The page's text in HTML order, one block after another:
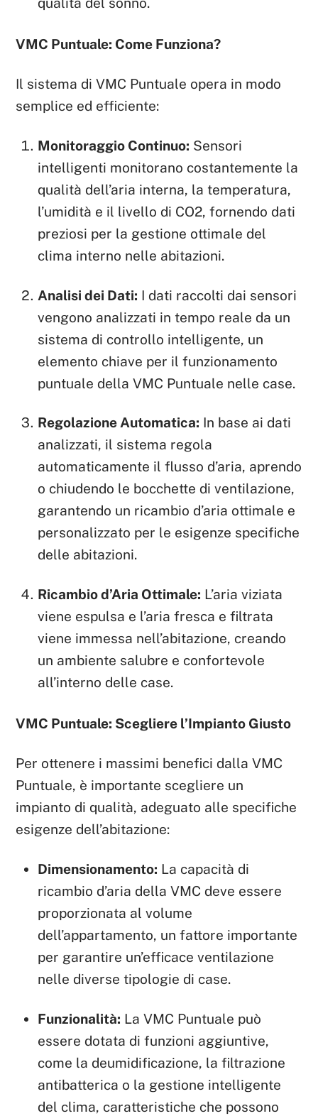
VMC Puntuale: Come Funziona?
Il sistema di VMC Puntuale opera in modo
semplice ed efficiente:
Monitoraggio Continuo: Sensori
intelligenti monitorano costantemente la
qualità dell’aria interna, la temperatura,
l’umidità e il livello di CO2, fornendo dati
preziosi per la gestione ottimale del
clima interno nelle abitazioni.
Analisi dei Dati: I dati raccolti dai sensori
vengono analizzati in tempo reale da un
sistema di controllo intelligente, un
elemento chiave per il funzionamento
puntuale della VMC Puntuale nelle case.
Regolazione Automatica: In base ai dati
analizzati, il sistema regola
automaticamente il flusso d’aria, aprendo
o chiudendo le bocchette di ventilazione,
garantendo un ricambio d’aria ottimale e
personalizzato per le esigenze specifiche
delle abitazioni.
Ricambio d’Aria Ottimale: L’aria viziata
viene espulsa e l’aria fresca e filtrata
viene immessa nell’abitazione, creando
un ambiente salubre e confortevole
all’interno delle case.
VMC Puntuale: Scegliere l’Impianto Giusto
Per ottenere i massimi benefici dalla VMC
Puntuale, è importante scegliere un
impianto di qualità, adeguato alle specifiche
esigenze dell’abitazione:
Dimensionamento: La capacità di
ricambio d’aria della VMC deve essere
proporzionata al volume
dell’appartamento, un fattore importante
per garantire un’efficace ventilazione
nelle diverse tipologie di case.
Funzionalità: La VMC Puntuale può
essere dotata di funzioni aggiuntive,
come la deumidificazione, la filtrazione
antibatterica o la gestione intelligente
del clima, caratteristiche che possono